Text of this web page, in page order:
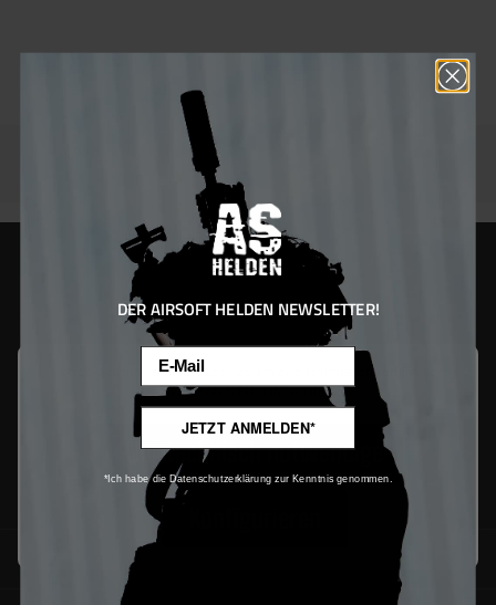
Diese Website verwendet Cookies, um eine bestmögliche Erfahrung
bieten zu können.Mehr Informationen ...
Nur technisch notwendige
DER AIRSOFT HELDEN NEWSLETTER!
JETZT ANMELDEN*
*Ich habe die Datenschutzerklärung zur Kenntnis genommen.